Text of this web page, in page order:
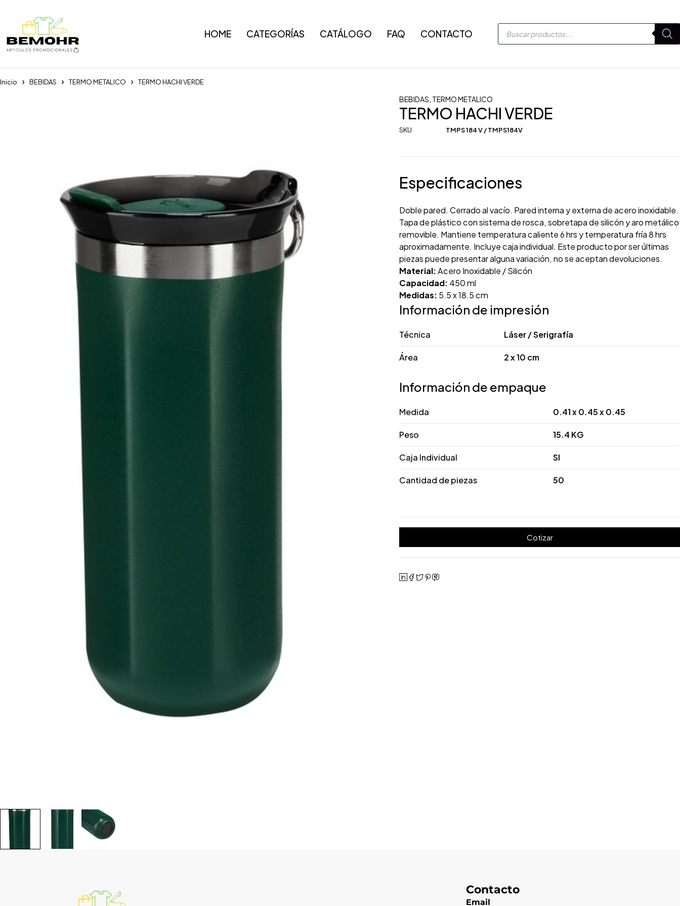
HOME CATEGORÍAS CATÁLOGO FAQ CONTACTO
Inicio BEBIDAS TERMO METALICO TERMO HACHI VERDE
BEBIDAS TERMO METALICO
TERMO HACHI VERDE
SKU TMPS 184 V / TMPS184V
Especificaciones
Doble pared. Cerrado al vacío. Pared interna y externa de acero inoxidable.
Tapa de plástico con sistema de rosca, sobretapa de silicón y aro metálico
removible. Mantiene temperatura caliente 6 hrs y temperatura fría 8 hrs
aproximadamente. Incluye caja individual. Este producto por ser últimas
piezas puede presentar alguna variación, no se aceptan devoluciones.
Material:Acero Inoxidable / Silicón
Capacidad: 450 ml
Medidas: 5.5 x 18.5 cm
Información de impresión
Técnica Láser / Serigrafía
Área 2 x 10 cm
Información de empaque
Medida 0.41 x 0.45 x 0.45
Peso 15.4 KG
Caja Individual SI
Cantidad de piezas 50
Cotizar
Contacto
Email